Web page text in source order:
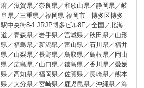
府／滋賀県／奈良県／和歌山県／静岡県／岐
阜県／三重県／福岡県 福岡市 博多区博多
駅中央街8-1 JRJP博多ビル8F／全国／北海
道／青森県／岩手県／宮城県／秋田県／山形
県／福島県／新潟県／富山県／石川県／福井
県／山梨県／長野県／鳥取県／島根県／岡山
県／広島県／山口県／徳島県／香川県／愛媛
県／高知県／福岡県／佐賀県／長崎県／熊本
県／大分県／宮崎県／鹿児島県／沖縄県／海